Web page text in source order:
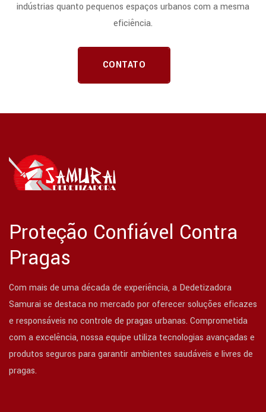
indústrias quanto pequenos espaços urbanos com a mesma
eficiência.
CONTATO
Proteção Confiável Contra
Pragas
Com mais de uma década de experiência, a Dedetizadora
Samurai se destaca no mercado por oferecer soluções eficazes
e responsáveis no controle de pragas urbanas. Comprometida
com a excelência, nossa equipe utiliza tecnologias avançadas e
produtos seguros para garantir ambientes saudáveis e livres de
pragas.